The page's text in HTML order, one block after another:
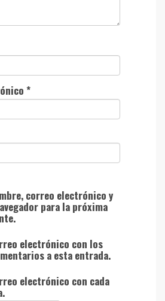
*
correo electrónico y
para la próxima
electrónico con los
a esta entrada.
electrónico con cada